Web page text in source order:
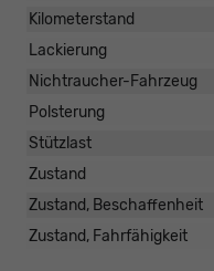
Kilometerstand
Lackierung
Nichtraucher-Fahrzeug
Polsterung
Stützlast
Zustand
Zustand, Beschaffenheit
Zustand, Fahrfähigkeit